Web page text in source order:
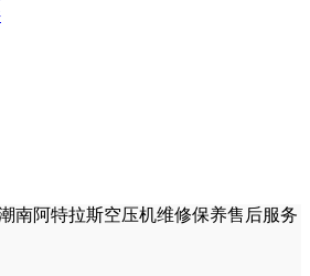
南阿特拉斯空压机维修保养售后服务